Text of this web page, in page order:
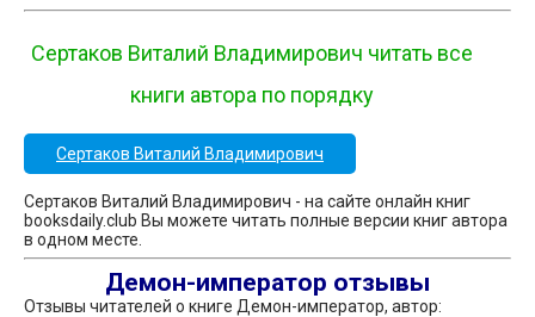
Сертаков Виталий Владимирович читать все
книги автора по порядку
Сертаков Виталий Владимирович
Сертаков Виталий Владимирович - на сайте онлайн книг
booksdaily.club Вы можете читать полные версии книг автора
в одном месте.
Демон-император отзывы
Отзывы читателей о книге Демон-император, автор: